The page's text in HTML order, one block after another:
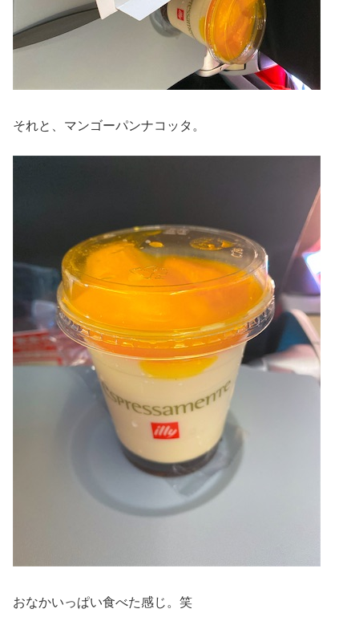
それと、マンゴーパンナコッタ。
おなかいっぱい食べた感じ。笑